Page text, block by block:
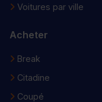
Voitures par ville
Acheter
Break
Citadine
Coupé